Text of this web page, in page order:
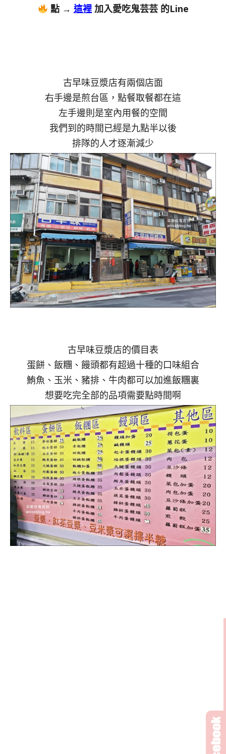
點 → 這裡加入愛吃鬼芸芸 的Line
古早味豆漿店有兩個店面
右手邊是煎台區，點餐取餐都在這
左手邊則是室內用餐的空間
我們到的時間已經是九點半以後
排隊的人才逐漸減少
古早味豆漿店的價目表
蛋餅、飯糰、饅頭都有超過十種的口味組合
鮪魚、玉米、豬排、牛肉都可以加進飯糰裏
想要吃完全部的品項需要點時間啊